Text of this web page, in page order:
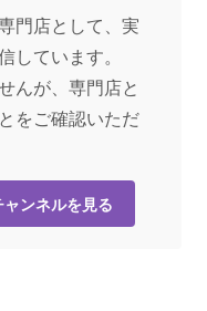
門店として、実
しています。
んが、専門店と
をご確認いただ
ンネルを見る